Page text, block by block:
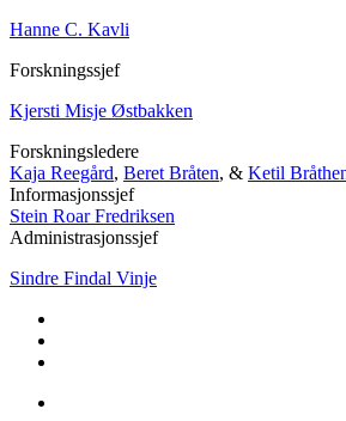
Hanne C. Kavli
Forskningssjef
Kjersti Misje Østbakken
Forskningsledere
Kaja Reegård, Beret Bråten, & Ketil
Informasjonssjef
Stein Roar Fredriksen
Administrasjonssjef
Sindre Findal Vinje